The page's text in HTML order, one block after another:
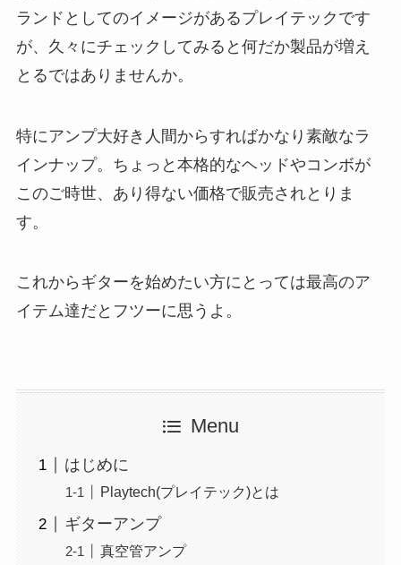
ランドとしてのイメージがあるプレイテックです
が、久々にチェックしてみると何だか製品が増え
とるではありませんか。
特にアンプ大好き人間からすればかなり素敵なラ
インナップ。ちょっと本格的なヘッドやコンボが
このご時世、あり得ない価格で販売されとりま
す。
これからギターを始めたい方にとっては最高のア
イテム達だとフツーに思うよ。
Menu
はじめに
Playtech(プレイテック)とは
ギターアンプ
真空管アンプ